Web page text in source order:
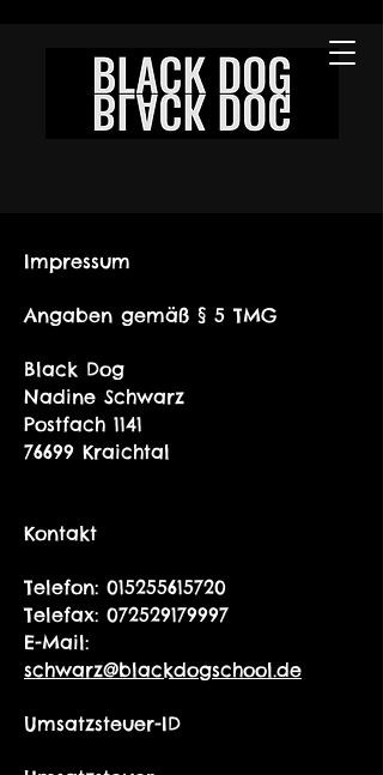
Impressum
Angaben gemäß § 5 TMG
Black Dog
Nadine Schwarz
Postfach 1141
76699 Kraichtal
Kontakt
Telefon: 015255615720
Telefax: 072529179997
E-Mail:
schwarz@blackdogschool.de
Umsatzsteuer-ID